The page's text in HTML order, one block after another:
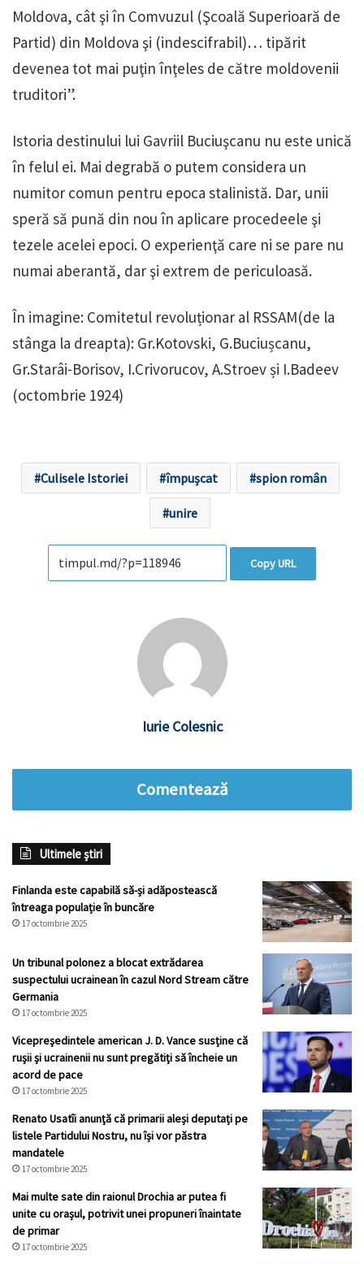
Moldova, cât şi în Comvuzul (Şcoală Superioară de
Partid) din Moldova şi (indescifrabil)… tipărit
devenea tot mai puţin înţeles de către moldovenii
truditori”.
Istoria destinului lui Gavriil Buciuşcanu nu este unică
în felul ei. Mai degrabă o putem considera un
numitor comun pentru epoca stalinistă. Dar, unii
speră să pună din nou în aplicare procedeele şi
tezele acelei epoci. O experienţă care ni se pare nu
numai aberantă, dar şi extrem de periculoasă.
În imagine: Comitetul revoluționar al RSSAM(de la
stânga la dreapta): Gr.Kotovski, G.Buciușcanu,
Gr.Starâi-Borisov, I.Crivorucov, A.Stroev și I.Badeev
(octombrie 1924)
Culisele Istoriei împușcat spion român
unire
Copy URL
Iurie Colesnic
Comentează
Ultimele știri
Finlanda este capabilă să-și adăpostească
întreaga populație în buncăre
17 octombrie 2025
Un tribunal polonez a blocat extrădarea
suspectului ucrainean în cazul Nord Stream către
Germania
17 octombrie 2025
Vicepreşedintele american J. D. Vance susține că
ruşii şi ucrainenii nu sunt pregătiţi să încheie un
acord de pace
17 octombrie 2025
Renato Usatîi anunţă că primarii aleși deputați pe
listele Partidului Nostru, nu își vor păstra
mandatele
17 octombrie 2025
Mai multe sate din raionul Drochia ar putea fi
unite cu orașul, potrivit unei propuneri înaintate
de primar
17 octombrie 2025